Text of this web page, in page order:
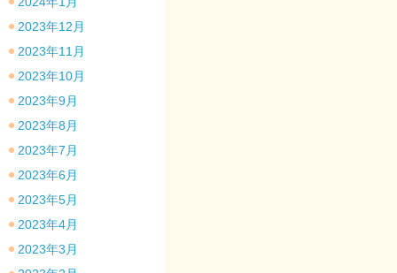
2023年12月
2023年11月
2023年10月
2023年9月
2023年8月
2023年7月
2023年6月
2023年5月
2023年4月
2023年3月